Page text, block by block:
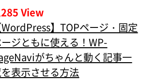
View
WordPress】TOPページ・固定
ジともに使える！WP-
がちゃんと動く記事一
表示させる方法